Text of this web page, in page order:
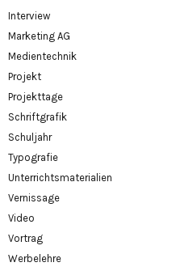
Interview
Marketing AG
Medientechnik
Projekt
Projekttage
Schriftgrafik
Schuljahr
Typografie
Unterrichtsmaterialien
Vernissage
Video
Vortrag
Werbelehre